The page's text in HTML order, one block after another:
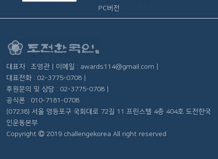
PC버전
대표자 : 조영관 | 이메일 : awards114@gmail.com |
대표전화 : 02-3775-0708 |
후원문의 및 상담 : 02-3775-0708 |
공식폰 : 010-7181-0708
(07238) 서울 영등포구 국회대로 72길 11 프린스텔 4층 404호 도전한국
인운동본부
Copyright
2019 challengekorea All right reserved